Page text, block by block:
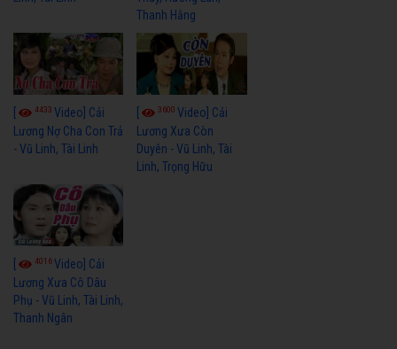
Thanh Hằng
4433 Video] Cải
Lương Nợ Cha Con Trả
- Vũ Linh, Tài Linh
3600Video] Cải
Lương Xưa Còn
Duyên - Vũ Linh, Tài
Linh, Trọng Hữu
[ 4016Video] Cải
Lương Xưa Cô Dâu
Phụ - Vũ Linh, Tài Linh,
Thanh Ngân